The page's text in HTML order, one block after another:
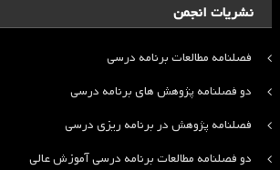
نشریات انجمن
فصلنامه مطالعات برنامه درسی
دو فصلنامه پژوهش های برنامه درسی
فصلنامه پژوهش در برنامه ریزی درسی
دو فصلنامه مطالعات برنامه درسی آموزش عالی